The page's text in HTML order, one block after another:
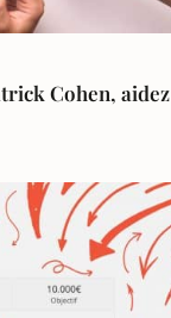
Cohen, aidez